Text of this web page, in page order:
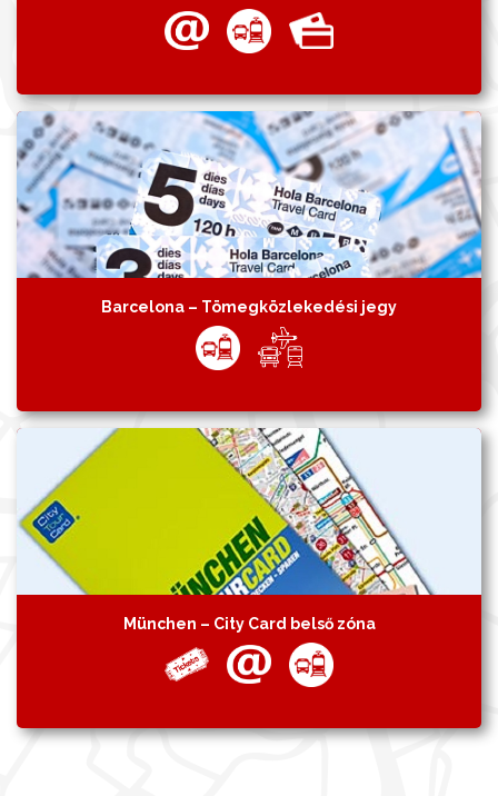
Barcelona – Tömegközlekedési jegy
München – City Card belső zóna